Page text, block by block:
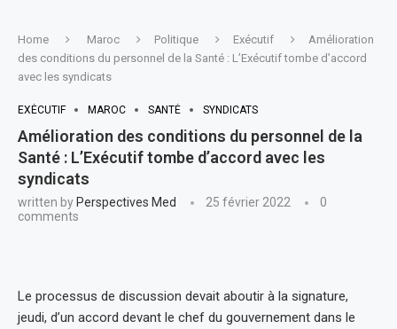
Home Maroc Politique Exécutif
Amélioration
des conditions du personnel de la Santé : L’Exécutif tombe d’accord
avec les syndicats
EXÉCUTIF MAROC SANTÉ SYNDICATS
Amélioration des conditions du personnel de la
Santé : L’Exécutif tombe d’accord avec les
syndicats
written by Perspectives Med 25 février 2022
0
comments
Le processus de discussion devait aboutir à la signature,
jeudi, d’un accord devant le chef du gouvernement dans le